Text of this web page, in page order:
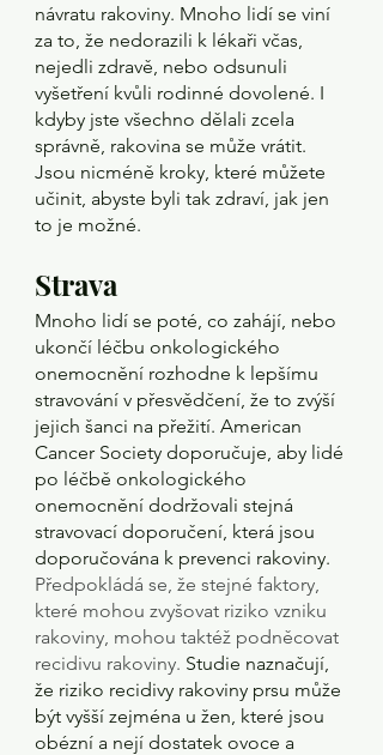
návratu rakoviny. Mnoho lidí se viní
za to, že nedorazili k lékaři včas,
nejedli zdravě, nebo odsunuli
vyšetření kvůli rodinné dovolené. I
kdyby jste všechno dělali zcela
správně, rakovina se může vrátit.
Jsou nicméně kroky, které můžete
učinit, abyste byli tak zdraví, jak jen
to je možné.
Strava
Mnoho lidí se poté, co zahájí, nebo
ukončí léčbu onkologického
onemocnění rozhodne k lepšímu
stravování v přesvědčení, že to zvýší
jejich šanci na přežití. American
Cancer Society doporučuje, aby lidé
po léčbě onkologického
onemocnění dodržovali stejná
stravovací doporučení, která jsou
doporučována k prevenci rakoviny.
Předpokládá se, že stejné faktory,
které mohou zvyšovat riziko vzniku
rakoviny, mohou taktéž podněcovat
recidivu rakoviny. Studie naznačují,
že riziko recidivy rakoviny prsu může
být vyšší zejména u žen, které jsou
obézní a nejí dostatek ovoce a